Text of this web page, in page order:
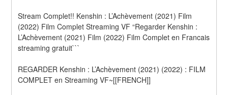
Stream Complet!! Kenshin : L’Achèvement (2021) Film
(2022) Film Complet Streaming VF “Regarder Kenshin :
L’Achèvement (2021) Film (2022) Film Complet en Francais
streaming gratuit```
REGARDER Kenshin : L’Achèvement (2021) (2022) : FILM
COMPLET en Streaming VF~[[FRENCH]]